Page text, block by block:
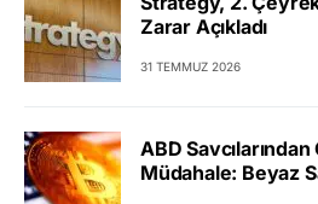
Zarar Açıkladı
31 TEMMUZ 2026
ABD
Müdahale: Beyaz